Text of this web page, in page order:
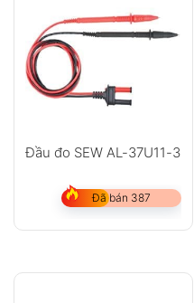
Đầu đo SEW AL-37U11-3
Đã bán 387